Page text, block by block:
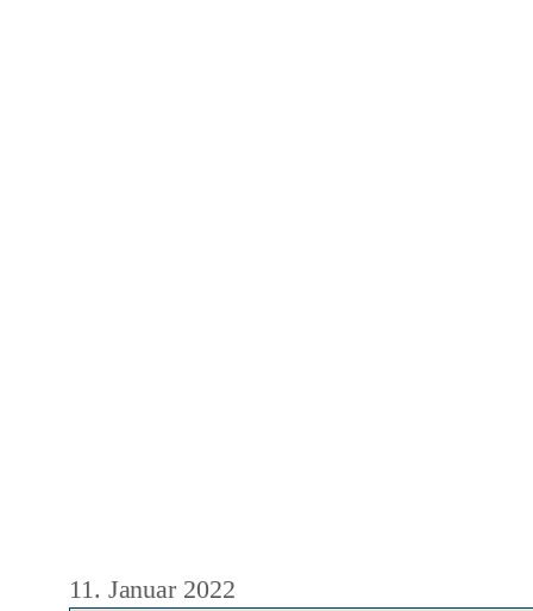
11. Januar 2022